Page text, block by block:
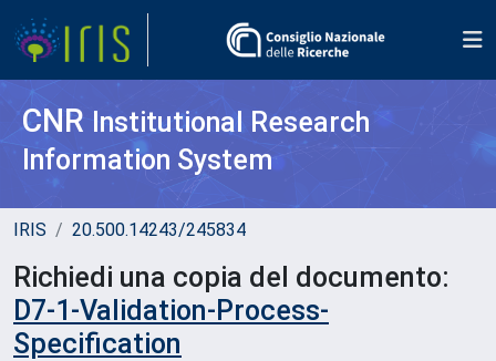
CNR Institutional Research
Information System
IRIS 20.500.14243/245834
Richiedi una copia del documento:
D7-1-Validation-Process-
Specification